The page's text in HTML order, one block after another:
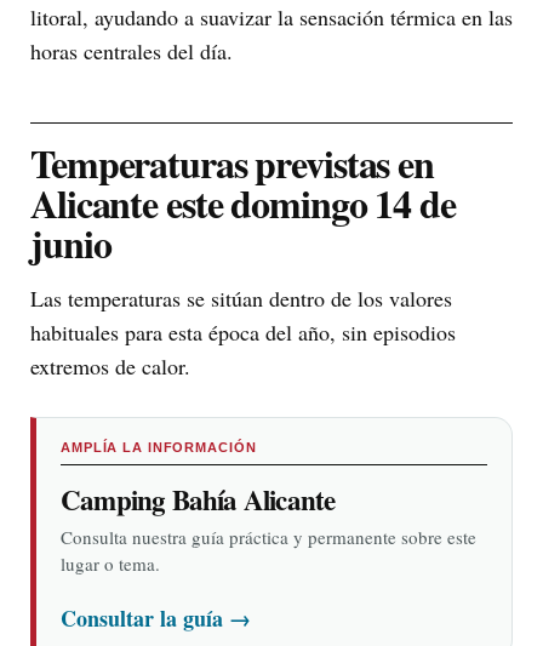
litoral, ayudando a suavizar la sensación térmica en las
horas centrales del día.
Temperaturas previstas en
Alicante este domingo 14 de
junio
Las temperaturas se sitúan dentro de los valores
habituales para esta época del año, sin episodios
extremos de calor.
AMPLÍA LA INFORMACIÓN
Camping Bahía Alicante
Consulta nuestra guía práctica y permanente sobre este
lugar o tema.
Consultar la guía →